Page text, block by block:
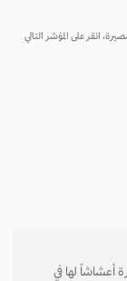
انقر على المؤشر التالي
لها في